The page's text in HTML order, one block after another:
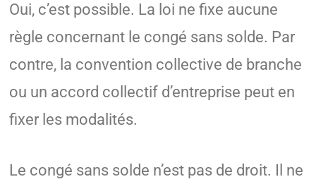
Oui, c’est possible. La loi ne fixe aucune
règle concernant le congé sans solde. Par
contre, la convention collective de branche
ou un accord collectif d’entreprise peut en
fixer les modalités.
Le congé sans solde n’est pas de droit. Il ne